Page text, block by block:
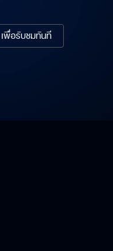
พื่อรับชมทันที